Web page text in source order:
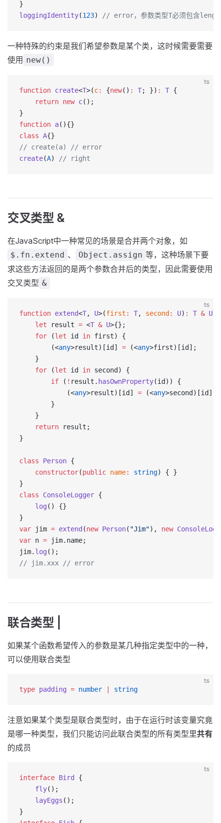
}
loggingIdentity(123) // error，参数类型T必须包含
一种特殊的约束是我们希望参数是某个类，这时候需要需要
使用 new()
ts
function create<T>(c: {new() : T; }) : T {
    return
new c();
}
function a(){}
class A{}
// create(a) // error
create(A) // right
交叉类型 &
在JavaScript中一种常见的场景是合并两个对象，如
$.fn.extend 、 Object.assign 等，这种场景下要
求这些方法返回的是两个参数合并后的类型，因此需要使用
交叉类型 &
ts
function extend<T, U>(first : T, second : U) : T & U
    let
result = <T & U>{};
    for
(let id in first) {
        (<
any>result)[id] = (<any>first)[id];
    }
    for
(let id in second) {
        if
( ! result. hasOwnProperty(id)) {
            (<
any>result)[id] = (<any>second)[id];
        }
    }
    return
result;
}
class Person {
    constructor
(public name: string) { }
}
class ConsoleLogger {
    log
() {}
}
var jim = extend (new Person( "Jim"), new
var n = jim.name;
jim. log ();
// jim.xxx // error
联合类型 |
如果某个函数希望传入的参数是某几种指定类型中的一种，
可以使用联合类型
ts
type padding = number string
注意如果某个类型是联合类型时，由于在运行时该变量究竟
是哪一种类型，我们只能访问此联合类型的所有类型里共有
的成员
ts
interface Bird
{
    fly
();
    layEggs
();
}